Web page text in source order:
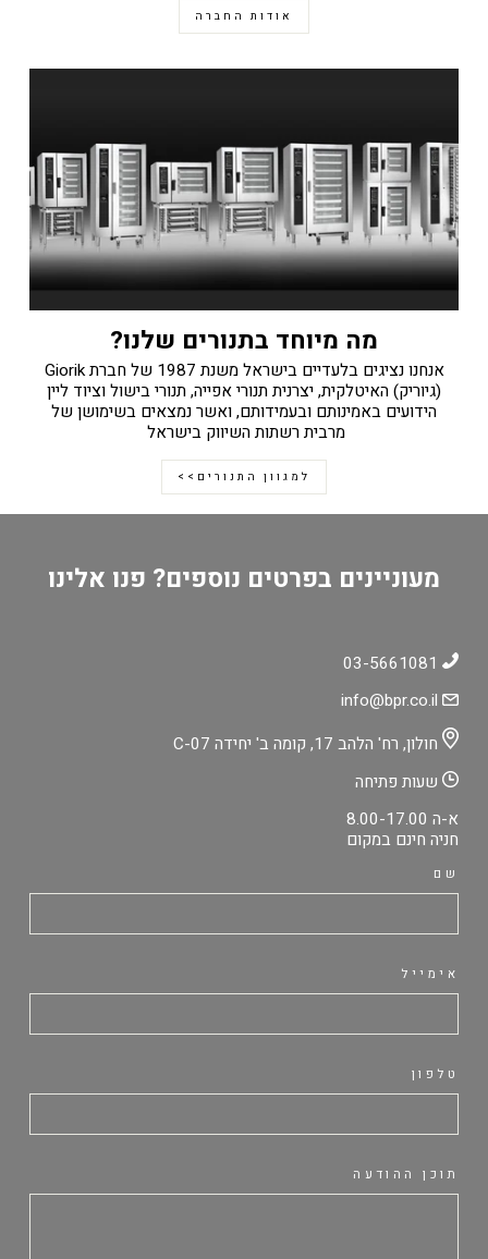
אודות החברה
מה מיוחד בתנורים שלנו?
אנחנו נציגים בלעדיים בישראל משנת 1987 של חברת Giorik
(גיוריק) האיטלקית, יצרנית תנורי אפייה, תנורי בישול וציוד ליין
הידועים באמינותם ובעמידותם, ואשר נמצאים בשימושן של
מרבית רשתות השיווק בישראל
למגוון התנורים>>
מעוניינים בפרטים נוספים? פנו אלינו
חולון, רח' הלהב 17, קומה ב' יחידה C-07
שעות פתיחה
א-ה 8.00-17.00
חניה חינם במקום
שם
אימייל
טלפון
תוכן ההודעה